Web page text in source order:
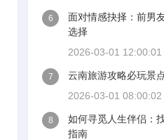
6
面对情感抉择：前男
选择
2026-03-01 12:00:01
7
云南旅游攻略必玩景
2026-03-01 08:00:02
8
如何寻觅人生伴侣：
指南